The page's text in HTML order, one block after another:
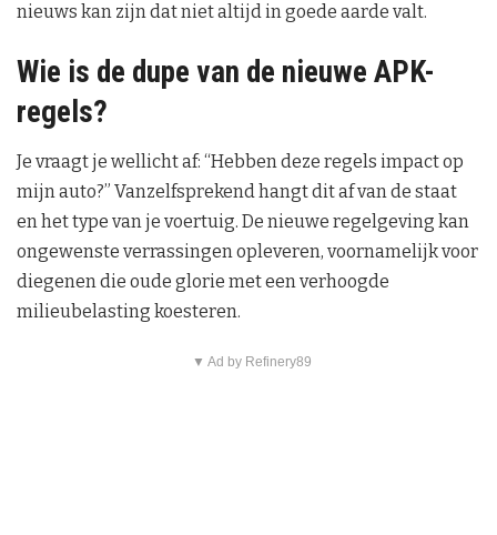
nieuws kan zijn dat niet altijd in goede aarde valt.
Wie is de dupe van de nieuwe APK-
regels?
Je vraagt je wellicht af: “Hebben deze regels impact op
mijn auto?” Vanzelfsprekend hangt dit af van de staat
en het type van je voertuig. De nieuwe regelgeving kan
ongewenste verrassingen opleveren, voornamelijk voor
diegenen die oude glorie met een verhoogde
milieubelasting koesteren.
▼ Ad by Refinery89